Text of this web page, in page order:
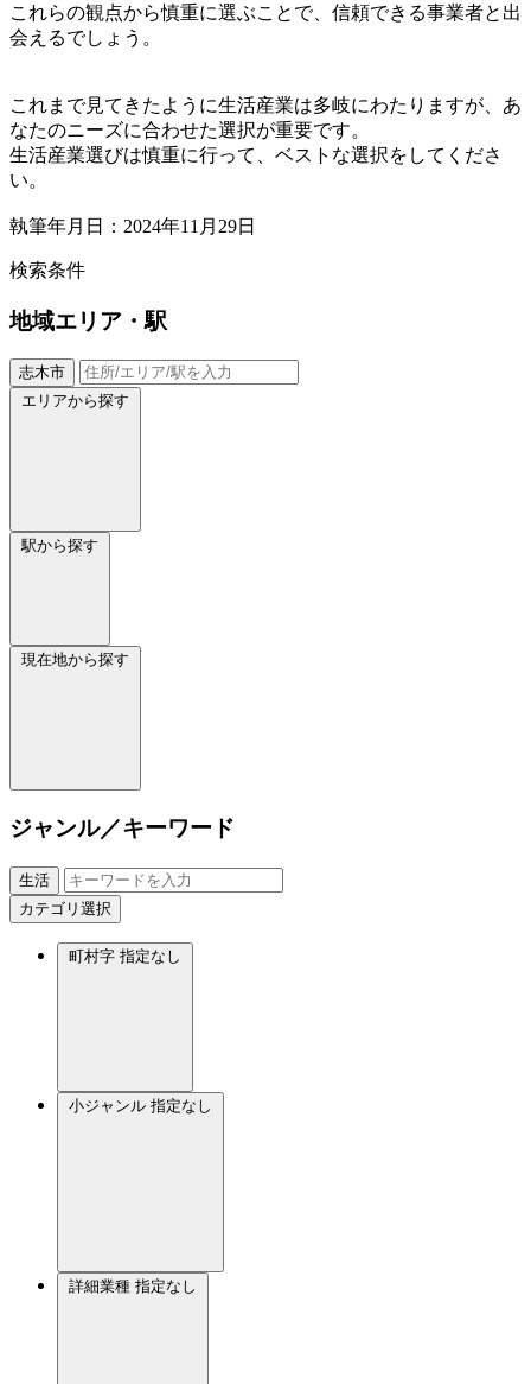
これらの観点から慎重に選ぶことで、信頼できる事業者と出
会えるでしょう。
これまで見てきたように生活産業は多岐にわたりますが、あ
なたのニーズに合わせた選択が重要です。
生活産業選びは慎重に行って、ベストな選択をしてくださ
い。
執筆年月日：2024年11月29日
検索条件
地域エリア・駅
志木市
エリアから探す
駅から探す
現在地から探す
ジャンル／キーワード
生活
カテゴリ選択
町村字 指定なし
小ジャンル 指定なし
詳細業種 指定なし